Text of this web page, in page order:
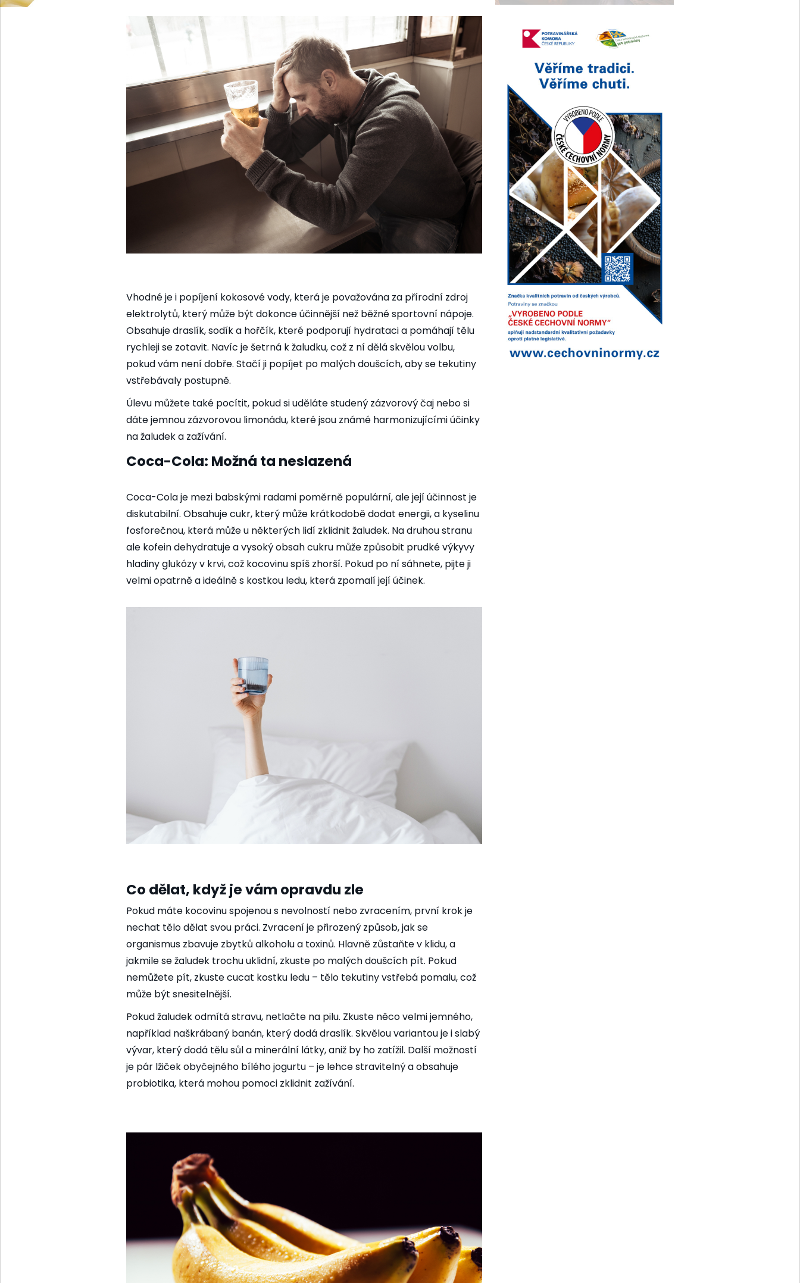
Vhodné je i popíjení kokosové vody, která je považována za přírodní zdroj
elektrolytů, který může být dokonce účinnější než běžné sportovní nápoje.
Obsahuje draslík, sodík a hořčík, které podporují hydrataci a pomáhají tělu
rychleji se zotavit. Navíc je šetrná k žaludku, což z ní dělá skvělou volbu,
pokud vám není dobře. Stačí ji popíjet po malých doušcích, aby se tekutiny
vstřebávaly postupně.
Úlevu můžete také pocítit, pokud si uděláte studený zázvorový čaj nebo si
dáte jemnou zázvorovou limonádu, které jsou známé harmonizujícími účinky
na žaludek a zažívání.
Coca-Cola: Možná ta neslazená
Coca-Cola je mezi babskými radami poměrně populární, ale její účinnost je
diskutabilní. Obsahuje cukr, který může krátkodobě dodat energii, a kyselinu
fosforečnou, která může u některých lidí zklidnit žaludek. Na druhou stranu
ale kofein dehydratuje a vysoký obsah cukru může způsobit prudké výkyvy
hladiny glukózy v krvi, což kocovinu spíš zhorší. Pokud po ní sáhnete, pijte ji
velmi opatrně a ideálně s kostkou ledu, která zpomalí její účinek.
Co dělat, když je vám opravdu zle
Pokud máte kocovinu spojenou s nevolností nebo zvracením, první krok je
nechat tělo dělat svou práci. Zvracení je přirozený způsob, jak se
organismus zbavuje zbytků alkoholu a toxinů. Hlavně zůstaňte v klidu, a
jakmile se žaludek trochu uklidní, zkuste po malých doušcích pít. Pokud
nemůžete pít, zkuste cucat kostku ledu – tělo tekutiny vstřebá pomalu, což
může být snesitelnější.
Pokud žaludek odmítá stravu, netlačte na pilu. Zkuste něco velmi jemného,
například naškrábaný banán, který dodá draslík. Skvělou variantou je i slabý
vývar, který dodá tělu sůl a minerální látky, aniž by ho zatížil. Další možností
je pár lžiček obyčejného bílého jogurtu – je lehce stravitelný a obsahuje
probiotika, která mohou pomoci zklidnit zažívání.